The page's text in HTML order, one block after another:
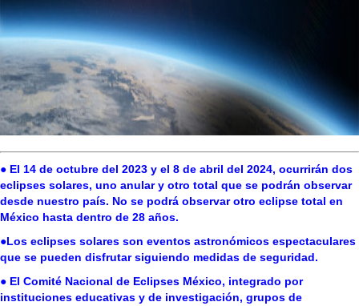
● El 14 de octubre del 2023 y el 8 de abril del 2024, ocurrirán dos
eclipses solares, uno anular y otro total que se podrán observar
desde nuestro país. No se podrá observar otro eclipse total en
México hasta dentro de 28 años.
●Los eclipses solares son eventos astronómicos espectaculares
que se pueden disfrutar siguiendo medidas de seguridad.
● El Comité Nacional de Eclipses México, integrado por
instituciones educativas y de investigación, grupos de